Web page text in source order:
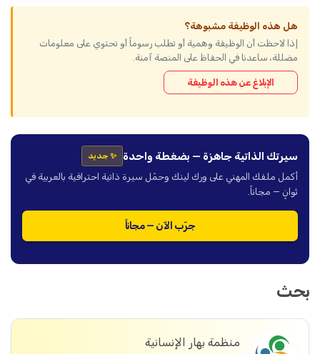
هل هذه الوظيفة مشبوهة؟
إذا لاحظت أن الوظيفة وهمية أو تطلب رسوماً أو تحتوي على معلومات
مضللة، ساعدنا في الحفاظ على المنصة آمنة.
الإبلاغ عن هذه الوظيفة
سيرتك الذاتية جاهزة — بضغطة واحدة ✨ جديد
أكمل ملفك المهني على ورك لينك وحمّل سيرة ذاتية احترافية بالعربية في
ثوانٍ — مجاناً.
جرّب الآن — مجاناً
بحث
منظمة بهار الإنسانية